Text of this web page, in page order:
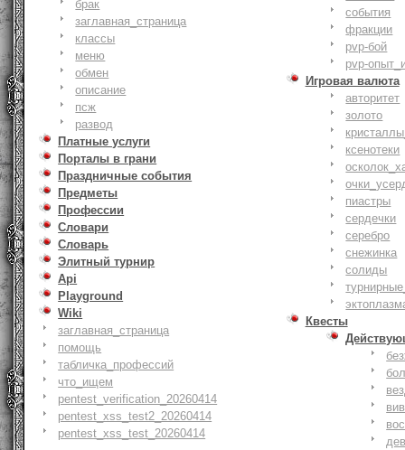
брак
заглавная_страница
классы
меню
обмен
описание
псж
развод
Платные услуги
Порталы в грани
Праздничные события
Предметы
Профессии
Словари
Словарь
Элитный турнир
Api
Playground
Wiki
заглавная_страница
помощь
табличка_профессий
что_ищем
pentest_verification_20260414
pentest_xss_test2_20260414
pentest_xss_test_20260414
события
фракции
pvp-бой
pvp-
Игровая валюта
авторитет
золото
ксенотеки
пиастры
сердечки
серебро
снежинка
солиды
Квесты